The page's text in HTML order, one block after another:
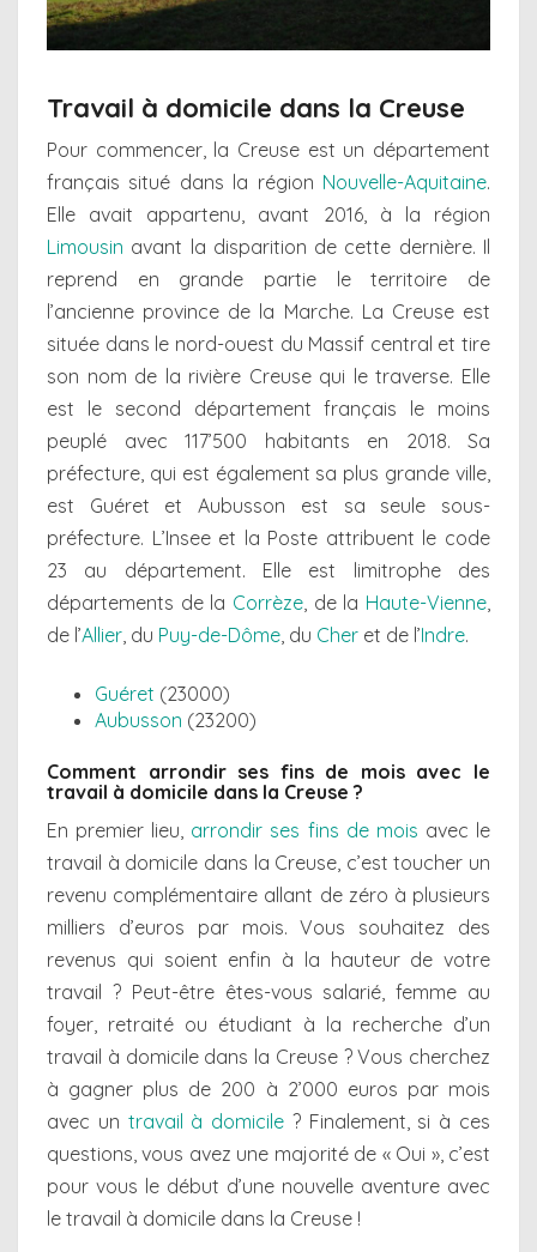
Travail à domicile dans la Creuse
Pour commencer, la Creuse est un département
français situé dans la région Nouvelle-Aquitaine.
Elle avait appartenu, avant 2016, à la région
Limousin avant la disparition de cette dernière. Il
reprend en grande partie le territoire de
l’ancienne province de la Marche. La Creuse est
située dans le nord-ouest du Massif central et tire
son nom de la rivière Creuse qui le traverse. Elle
est le second département français le moins
peuplé avec 117’500 habitants en 2018. Sa
préfecture, qui est également sa plus grande ville,
est Guéret et Aubusson est sa seule sous-
préfecture. L’Insee et la Poste attribuent le code
23 au département. Elle est limitrophe des
départements de la Corrèze, de la Haute-Vienne,
de l’Allier, du Puy-de-Dôme, du Cher et de l’Indre.
Guéret (23000)
Aubusson (23200)
Comment arrondir ses fins de mois avec le
travail à domicile dans la Creuse ?
En premier lieu, arrondir ses fins de mois avec le
travail à domicile dans la Creuse, c’est toucher un
revenu complémentaire allant de zéro à plusieurs
milliers d’euros par mois. Vous souhaitez des
revenus qui soient enfin à la hauteur de votre
travail ? Peut-être êtes-vous salarié, femme au
foyer, retraité ou étudiant à la recherche d’un
travail à domicile dans la Creuse ? Vous cherchez
à gagner plus de 200 à 2’000 euros par mois
avec un travail à domicile ? Finalement, si à ces
questions, vous avez une majorité de « Oui », c’est
pour vous le début d’une nouvelle aventure avec
le travail à domicile dans la Creuse !